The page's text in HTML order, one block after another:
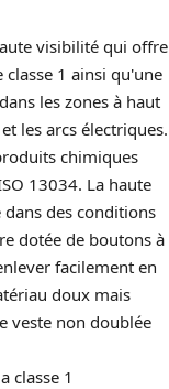
visibilité qui offre
1 ainsi qu'une
les zones à haut
les arcs électriques.
chimiques
13034. La haute
des conditions
dotée de boutons à
facilement en
doux mais
veste non doublée
classe 1